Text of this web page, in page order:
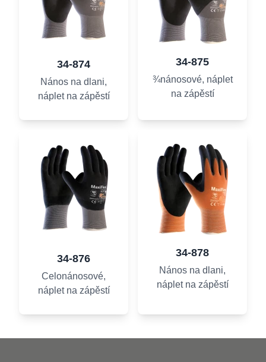
34-874
Nános na dlani,
náplet na zápěstí
34-875
¾nánosové, náplet
na zápěstí
34-876
Celonánosové,
náplet na zápěstí
34-878
Nános na dlani,
náplet na zápěstí